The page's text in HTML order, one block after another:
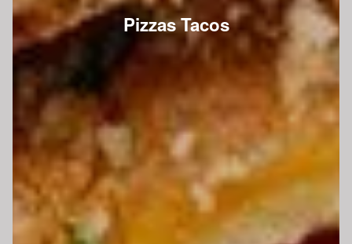
Pizzas Tacos